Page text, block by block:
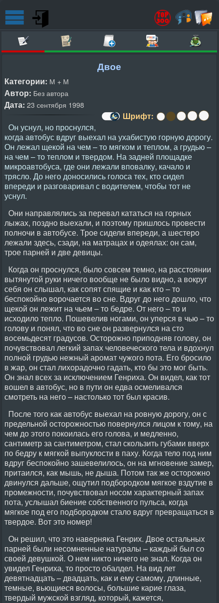
Двое
Категории: М + М
Автор: Без автора
Дата: 23 сентября 1998
Шрифт:
Он уснул, но проснулся,
когда автобус вдруг выехал на ухабистую горную дорогу.
Он лежал щекой на чем – то мягком и теплом, а грудью –
на чем – то теплом и твердом. На задней площадке
микроавтобуса, где они лежали вповалку, качало и
трясло. До него доносились голоса тех, кто сидел
впереди и разговаривал с водителем, чтобы тот не
уснул.
Они направлялись за перевал кататься на горных
лыжах, поздно выехали, и поэтому пришлось провести
полночи в автобусе. Трое сидели впереди, а шестеро
лежали здесь, сзади, на матрацах и одеялах: он сам,
трое парней и две девицы.
Когда он проснулся, было совсем темно, на расстоянии
вытянутой руки ничего вообще не было видно, а вокруг
себя он слышал, как сопят спящие и как кто – то
беспокойно ворочается во сне. Вдруг до него дошло, что
щекой он лежит на чьем – то бедре. От него – то и
исходило тепло. Пошевелив ногами, он уперся в чью – то
голову и понял, что во сне он развернулся на сто
восемьдесят градусов. Осторожно приподняв голову, он
почувствовал легкий запах человеческого тела и вдохнул
полной грудью нежный аромат чужого пота. Его бросило
в жар, он стал лихорадочно гадать, кто бы это мог быть.
Он знал всех за исключением Генриха. Он видел, как тот
вошел в автобус, но в пути он едва осмеливался
смотреть на него – настолько тот был красив.
После того как автобус выехал на ровную дорогу, он с
предельной осторожностью повернулся лицом к тому, на
чем до этого покоилась его голова, и медленно,
сантиметр за сантиметром, стал скользить губами вверх
по бедру к мягкой выпуклости в паху. Когда тело под ним
вдруг беспокойно зашевелилось, он на мгновение замер,
притаился, как мышь, не дыша. Потом так же осторожно
двинулся дальше, ощутил подбородком мягкое вздутие в
промежности, почувствовал носом характерный запах
пота, услышал биение собственного пульса, когда
мягкое под его подбородком стало вдруг превращаться в
твердое. Вот это номер!
Он решил, что это наверняка Генрих. Двое остальных
парней были несомненные натуралы – каждый был со
своей девушкой. О нем никто ничего не знал. Когда он
увидел Генриха, то просто обалдел. На вид лет
девятнадцать – двадцать, как и ему самому, длинные,
темные, вьющиеся волосы, большие карие глаза,
твердый мужской взгляд, который, кажется,